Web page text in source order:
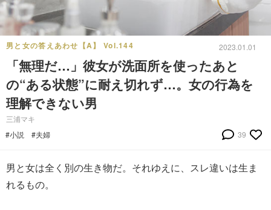
男と女の答えあわせ【A】 Vol.144 2023.01.01
「無理だ…」彼女が洗面所を使ったあと
の“ある状態”に耐え切れず…。女の行為を
理解できない男
三浦マキ
#小説
#夫婦 39
男と女は全く別の生き物だ。それゆえに、スレ違いは生ま
れるもの。